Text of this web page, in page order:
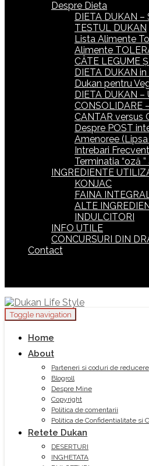
Despre Dieta
DIETA DUKAN –
TESTUL DUKAN
Lista Alimente
Alimente
CÂTE LEGUME
DIETA DUKAN
Dukan pentru
DIETA DUKAN –
CONSOLIDARE
CANTAR versus
Despre POST
Amenoree
Intrebari
Terminatia “oză
INGREDIENTE
KONJAC
FAINA
ALTE
INDULCITORI
INFO UTILE
CONCURSURI DIN
Contact
Toggle navigation
Home
About
Parteneri si coduri de reducere
Blogroll
Despre Mine
Copyright
Politica de comentarii
Politica de Confidentialitate si
Retete Dukan
DESERTURI
INGHETATA